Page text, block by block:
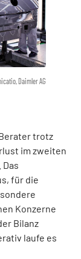
Daimler AG
trotz
im zweiten
für die
Konzerne
Bilanz
laufe es